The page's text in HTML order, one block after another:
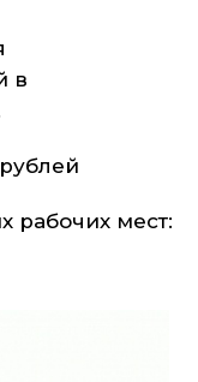
в
рабочих мест: